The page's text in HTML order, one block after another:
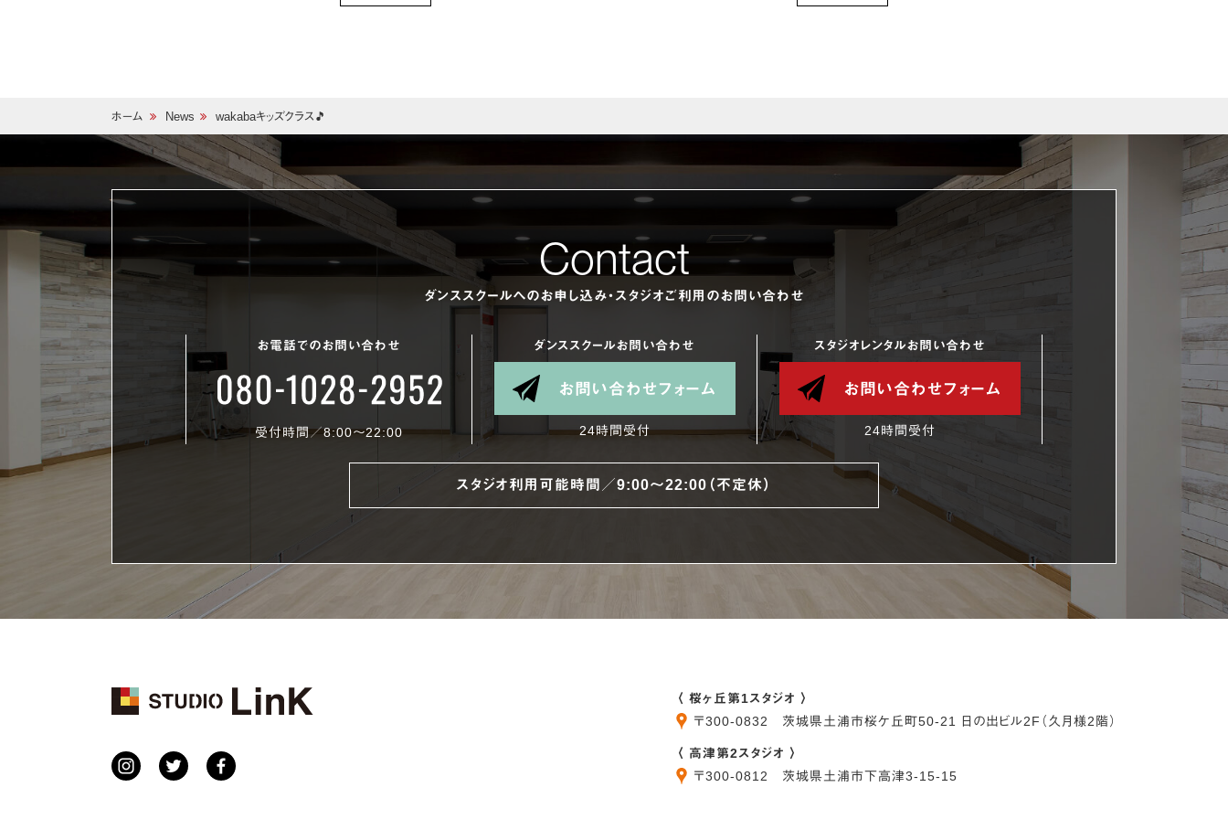
ホーム News wakabaキッズクラス🎵
Contact
ダンススクールへのお申し込み・スタジオご利用のお問い合わせ
お電話でのお問い合わせ
受付時間／8:00〜22:00
ダンススクールお問い合わせ
お問い合わせフォーム
24時間受付
スタジオレンタルお問い合わせ
お問い合わせフォーム
24時間受付
スタジオ利用可能時間／9:00〜22:00（不定休）
〈 桜ヶ丘第1スタジオ 〉
〒300-0832 茨城県土浦市桜ケ丘町50-21 日の出ビル2F（久月様2階）
〈 高津第2スタジオ 〉
〒300-0812 茨城県土浦市下高津3-15-15